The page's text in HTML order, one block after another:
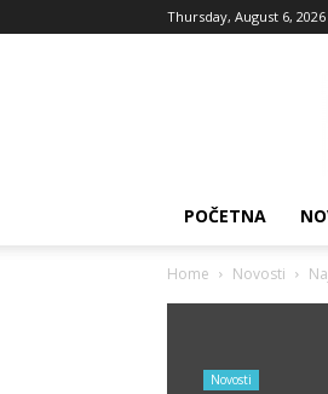
Thursday, August 6, 2026
POČETNA
Home Novosti
Novosti